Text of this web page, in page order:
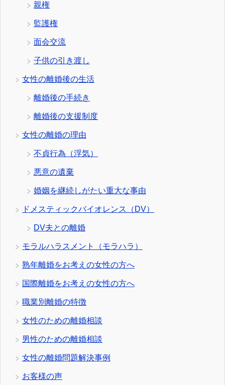
親権
監護権
面会交流
子供の引き渡し
女性の離婚後の生活
離婚後の手続き
離婚後の支援制度
女性の離婚の理由
不貞行為（浮気）
悪意の遺棄
婚姻を継続しがたい重大な事由
ドメスティックバイオレンス（DV）
DV夫との離婚
モラルハラスメント（モラハラ）
熟年離婚をお考えの女性の方へ
国際離婚をお考えの女性の方へ
職業別離婚の特徴
女性のための離婚相談
男性のための離婚相談
女性の離婚問題解決事例
お客様の声